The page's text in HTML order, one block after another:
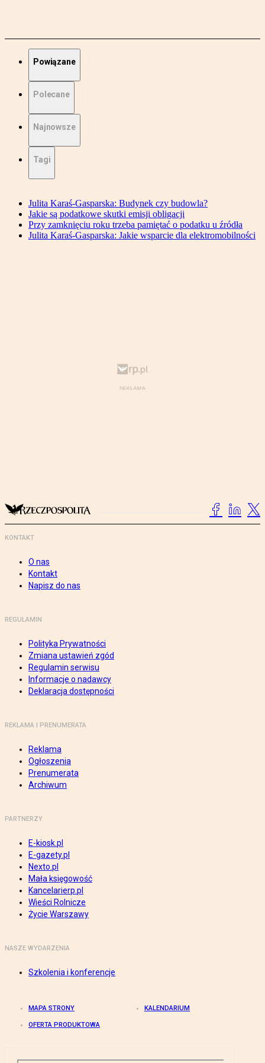
Powiązane
Polecane
Najnowsze
Tagi
Julita Karaś-Gasparska: Budynek czy budowla?
Jakie są podatkowe skutki emisji obligacji
Przy zamknięciu roku trzeba pamiętać o podatku u źródła
Julita Karaś-Gasparska: Jakie wsparcie dla elektromobilności
KONTAKT
O nas
Kontakt
Napisz do nas
REGULAMIN
Polityka Prywatności
Zmiana ustawień zgód
Regulamin serwisu
Informacje o nadawcy
Deklaracja dostępności
REKLAMA I PRENUMERATA
Reklama
Ogłoszenia
Prenumerata
Archiwum
PARTNERZY
E-kiosk.pl
E-gazety.pl
Nexto.pl
Mała księgowość
Kancelarierp.pl
Wieści Rolnicze
Życie Warszawy
NASZE WYDARZENIA
Szkolenia i konferencje
MAPA STRONY KALENDARIUM
OFERTA PRODUKTOWA